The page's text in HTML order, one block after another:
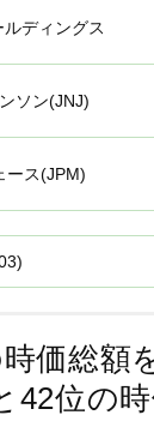
ディングス
ソン(JNJ)
ース(JPM)
価総額
42位の